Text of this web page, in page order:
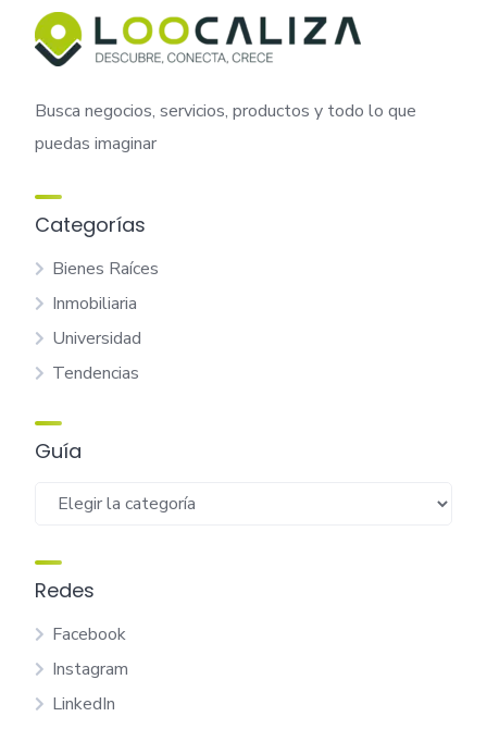
Busca negocios, servicios, productos y todo lo que
puedas imaginar
Categorías
Bienes Raíces
Inmobiliaria
Universidad
Tendencias
Guía
Guía
Redes
Facebook
Instagram
LinkedIn